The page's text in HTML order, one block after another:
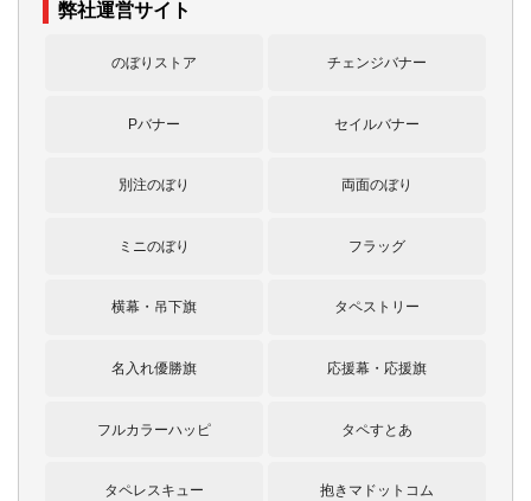
弊社運営サイト
のぼりストア チェンジバナー
Pバナー セイルバナー
別注のぼり 両面のぼり
ミニのぼり フラッグ
横幕・吊下旗 タペストリー
名入れ優勝旗 応援幕・応援旗
フルカラーハッピ タペすとあ
タペレスキュー 抱きマドットコム